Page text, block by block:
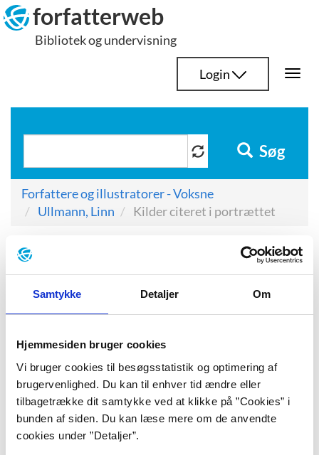
Samtykke Detaljer Om
Hjemmesiden bruger cookies
Vi bruger cookies til besøgsstatistik og optimering af
brugervenlighed. Du kan til enhver tid ændre eller
tilbagetrække dit samtykke ved at klikke på ”Cookies” i
bunden af siden. Du kan læse mere om de anvendte
cookies under ”Detaljer”.
Hop
til
indhold
forfatterweb
Bibliotek og undervisning
Login
Søg
Forfattere og illustratorer - Voksne
Ullmann, Linn
Kilder citeret i portrættet
Kilder citeret i
portrættet
Kilder
Andersen, Carsten: Forføreren. Politiken, 1999-02-07.
Kunst gør os ikke til bedre